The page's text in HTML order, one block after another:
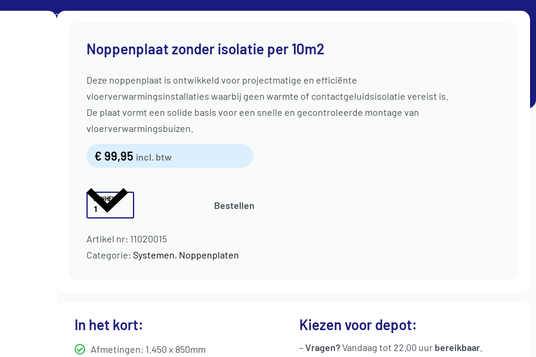
Klantenservice
btw.
aan / uit
NOPPENPLATEN DRAADMATTEN NAREGELING TOEBEHOREN
Noppenplaat zonder isolatie per 10m2
Deze noppenplaat is ontwikkeld voor projectmatige en efficiënte
vloerverwarmingsinstallaties waarbij geen warmte of contactgeluidsisolatie vereist is.
De plaat vormt een solide basis voor een snelle en gecontroleerde montage van
vloerverwarmingsbuizen.
€ 99,95 incl. btw
EENHEID
Bestellen
Artikel nr: 11020015
Categorie: Systemen, Noppenplaten
In het kort:
Afmetingen: 1.450 x 850mm
Kiezen voor depot:
–Vragen?Vandaag tot 22.00 uur bereikbaar.